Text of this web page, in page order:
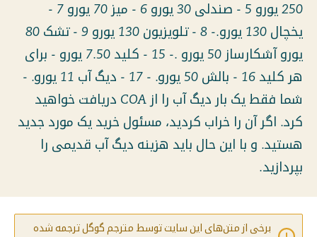
250 یورو 5 - صندلی 30 یورو 6 - میز 70 یورو 7 -
یخچال 130 یورو.- 8 - تلویزیون 130 یورو 9 - تشک 80
یورو آشکارساز 50 یورو .- 15 - کلید 7.50 یورو - برای
هر کلید 16 - بالش 50 یورو. - 17 - دیگ آب 11 یورو. -
شما فقط یک بار دیگ آب را از COA دریافت خواهید
کرد. اگر آن را خراب کردید، مسئول خرید یک مورد جدید
هستید. و با این حال باید هزینه دیگ آب قدیمی را
بپردازید.
برخی از متن‌های این سایت توسط مترجم گوگل ترجمه شده